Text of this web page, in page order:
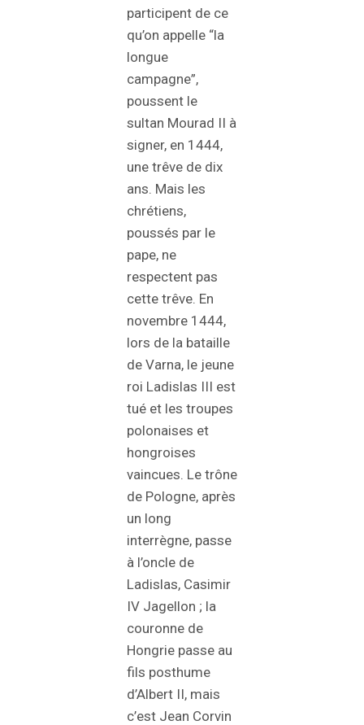
participent de ce
qu’on appelle “la
longue
campagne”,
poussent le
sultan Mourad II à
signer, en 1444,
une trêve de dix
ans. Mais les
chrétiens,
poussés par le
pape, ne
respectent pas
cette trêve. En
novembre 1444,
lors de la bataille
de Varna, le jeune
roi Ladislas III est
tué et les troupes
polonaises et
hongroises
vaincues. Le trône
de Pologne, après
un long
interrègne, passe
à l’oncle de
Ladislas, Casimir
IV Jagellon ; la
couronne de
Hongrie passe au
fils posthume
d’Albert II, mais
c’est Jean Corvin